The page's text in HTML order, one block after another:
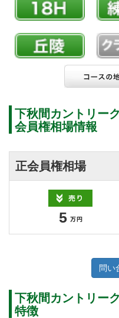
下秋間カントリー
会員権相場情報
正会員権相場
5
問い
下秋間カントリー
特徴